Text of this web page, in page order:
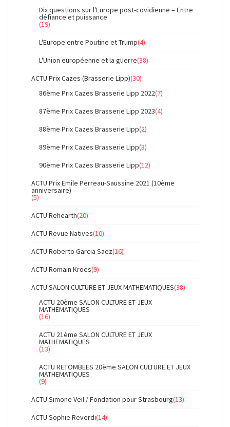
Dix questions sur l'Europe post-covidienne – Entre
défiance et puissance
(19)
L'Europe entre Poutine et Trump(4)
L'Union européenne et la guerre(38)
ACTU Prix Cazes (Brasserie Lipp)(30)
86ème Prix Cazes Brasserie Lipp 2022(7)
87ème Prix Cazes Brasserie Lipp 2023(4)
88ème Prix Cazes Brasserie Lipp(2)
89ème Prix Cazes Brasserie Lipp(3)
90ème Prix Cazes Brasserie Lipp(12)
ACTU Prix Emile Perreau-Saussine 2021 (10ème
anniversaire)
(5)
ACTU Rehearth(20)
ACTU Revue Natives(10)
ACTU Roberto Garcia Saez(16)
ACTU Romain Kroës(9)
ACTU SALON CULTURE ET JEUX MATHEMATIQUES(38)
ACTU 20ème SALON CULTURE ET JEUX
MATHEMATIQUES
(16)
ACTU 21ème SALON CULTURE ET JEUX
MATHEMATIQUES
(13)
ACTU RETOMBEES 20ème SALON CULTURE ET JEUX
MATHEMATIQUES
(9)
ACTU Simone Veil / Fondation pour Strasbourg(13)
ACTU Sophie Reverdi(14)